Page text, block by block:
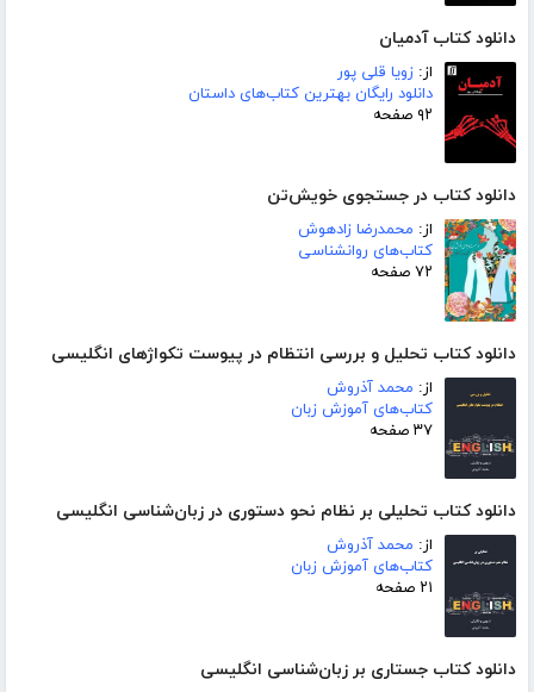
دانلود کتاب آدمیان
از: زویا قلی پور
دانلود رایگان بهترین کتاب‌های داستان
۹۲ صفحه
دانلود کتاب در جستجوی خویش‌تن
از: محمدرضا زادهوش
کتاب‌های روانشناسی
۷۲ صفحه
دانلود کتاب تحلیل و بررسی انتظام در پیوست تکواژهای انگلیسی
از: محمد آذروش
کتاب‌های آموزش زبان
۳۷ صفحه
دانلود کتاب تحلیلی بر نظام نحو دستوری در زبان‌شناسی انگلیسی
از: محمد آذروش
کتاب‌های آموزش زبان
۲۱ صفحه
دانلود کتاب جستاری بر زبان‌شناسی انگلیسی